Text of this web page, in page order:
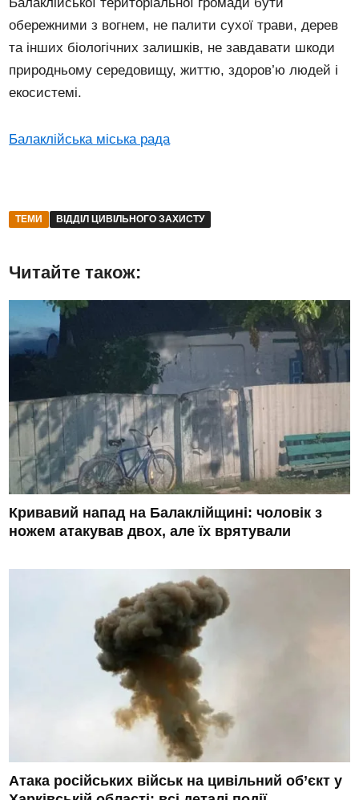
Балаклійської територіальної громади бути
обережними з вогнем, не палити сухої трави, дерев
та інших біологічних залишків, не завдавати шкоди
природньому середовищу, життю, здоров’ю людей і
екосистемі.
Балаклійська міська рада
ТЕМИ ВІДДІЛ ЦИВІЛЬНОГО ЗАХИСТУ
Читайте також:
Кривавий напад на Балаклійщині: чоловік з
ножем атакував двох, але їх врятували
Атака російських військ на цивільний об’єкт у